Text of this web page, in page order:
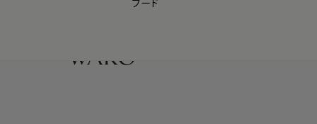
【会員様限定】夏のプレゼントキャンペーン開催中
フード